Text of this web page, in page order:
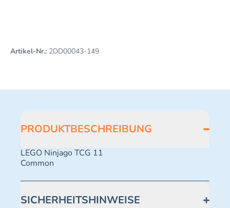
Artikel-Nr.: 2DD00043-149
PRODUKTBESCHREIBUNG
LEGO Ninjago TCG 11
Common
SICHERHEITSHINWEISE